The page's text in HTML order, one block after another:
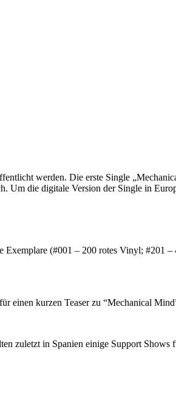
werden. Die erste Single
die digitale Version der Single in
Exemplare (#001 – 200 rotes Vinyl;
für einen kurzen Teaser zu “Mechanical
zuletzt in Spanien einige Support Shows